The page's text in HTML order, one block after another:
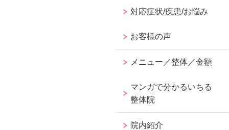
対応症状/疾患/お悩み
お客様の声
メニュー／整体／金額
マンガで分かるいちる
整体院
院内紹介